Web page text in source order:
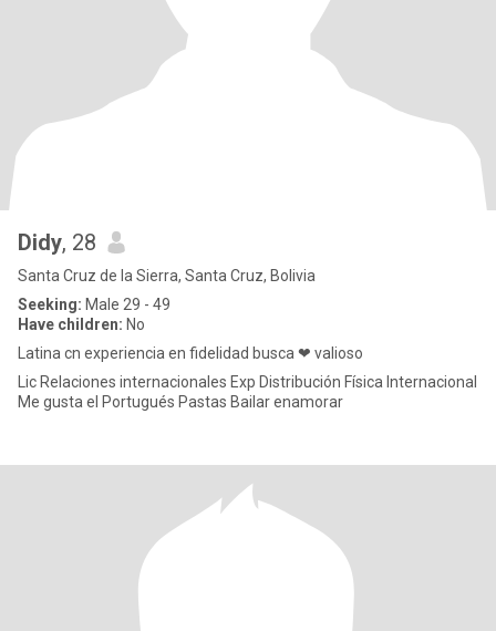
Didy, 28
Santa Cruz de la Sierra, Santa Cruz, Bolivia
Seeking: Male 29 - 49
Have children: No
Latina cn experiencia en fidelidad busca ❤ valioso
Lic Relaciones internacionales Exp Distribución Física Internacional
Me gusta el Portugués Pastas Bailar enamorar